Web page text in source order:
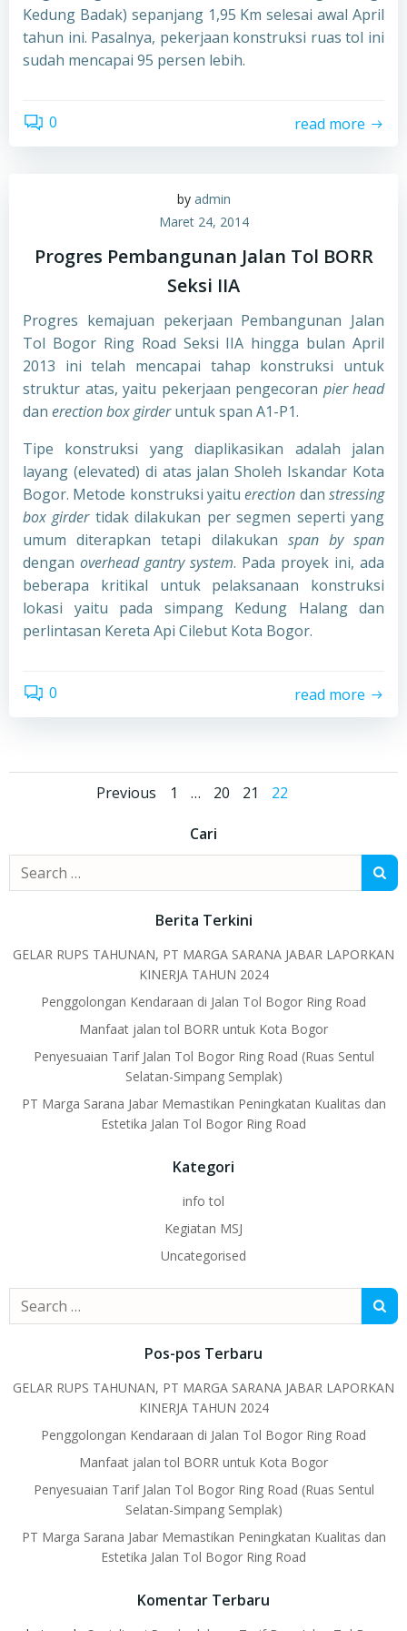
Kedung Badak) sepanjang 1,95 Km selesai awal April
tahun ini. Pasalnya, pekerjaan konstruksi ruas tol ini
sudah mencapai 95 persen lebih.
0 read more
by admin
Maret 24, 2014
Progres Pembangunan Jalan Tol BORR
Seksi IIA
Progres kemajuan pekerjaan Pembangunan Jalan
Tol Bogor Ring Road Seksi IIA hingga bulan April
2013 ini telah mencapai tahap konstruksi untuk
struktur atas, yaitu pekerjaan pengecoran pier head
dan erection box girderuntuk span A1-P1.
Tipe konstruksi yang diaplikasikan adalah jalan
layang (elevated) di atas jalan Sholeh Iskandar Kota
Bogor. Metode konstruksi yaituerection danstressing
box girder tidak dilakukan per segmen seperti yang
umum diterapkan tetapi dilakukan span by span
dengan overhead gantry system. Pada proyek ini, ada
beberapa kritikal untuk pelaksanaan konstruksi
lokasi yaitu pada simpang Kedung Halang dan
perlintasan Kereta Api Cilebut Kota Bogor.
0 read more
Posts
navigation
Previous
Posts
navigation
Page
1 … Page
20 Page
21 Page
22
Cari
Search
for:
Berita Terkini
GELAR RUPS TAHUNAN, PT MARGA SARANA JABAR LAPORKAN
KINERJA TAHUN 2024
Penggolongan Kendaraan di Jalan Tol Bogor Ring Road
Manfaat jalan tol BORR untuk Kota Bogor
Penyesuaian Tarif Jalan Tol Bogor Ring Road (Ruas Sentul
Selatan-Simpang Semplak)
PT Marga Sarana Jabar Memastikan Peningkatan Kualitas dan
Estetika Jalan Tol Bogor Ring Road
Kategori
info tol
Kegiatan MSJ
Uncategorised
Search
for:
Pos-pos Terbaru
GELAR RUPS TAHUNAN, PT MARGA SARANA JABAR LAPORKAN
KINERJA TAHUN 2024
Penggolongan Kendaraan di Jalan Tol Bogor Ring Road
Manfaat jalan tol BORR untuk Kota Bogor
Penyesuaian Tarif Jalan Tol Bogor Ring Road (Ruas Sentul
Selatan-Simpang Semplak)
PT Marga Sarana Jabar Memastikan Peningkatan Kualitas dan
Estetika Jalan Tol Bogor Ring Road
Komentar Terbaru